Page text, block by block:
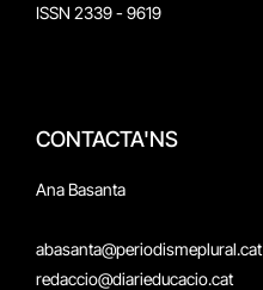
ISSN 2339 - 9619
CONTACTA'NS
Ana Basanta
abasanta@periodismeplural.cat
redaccio@diarieducacio.cat